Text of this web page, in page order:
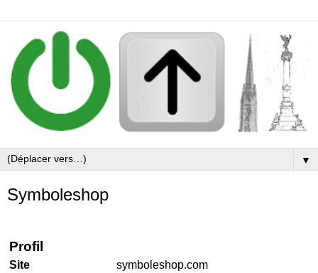
▼
Symboleshop
Profil
Site
symboleshop.com